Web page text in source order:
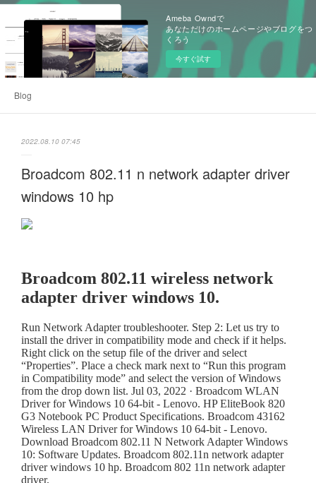
Ameba Owndで
あなただけのホームページやブログをつ
くろう
今すぐ試す
Blog
2022.08.10 07:45
Broadcom 802.11 n network adapter driver
windows 10 hp